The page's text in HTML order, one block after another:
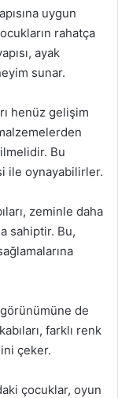
uygun
rahatça
ayak
sunar.
henüz gelişim
Bu
ile oynayabilirler.
zeminle daha
sahiptir. Bu,
de
farklı renk
çeker.
çocuklar, oyun